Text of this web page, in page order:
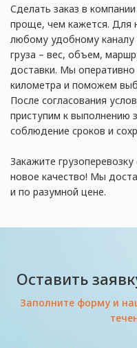
Сделать заказ в
проще, чем кажется. Для
любому удобному
груза – вес, объем,
доставки. Мы
километра и поможем
После согласования
приступим к выполнению
соблюдение сроков и
Закажите
новое качество! Мы
и по разумной цене.
Оставить
Заполните форму и